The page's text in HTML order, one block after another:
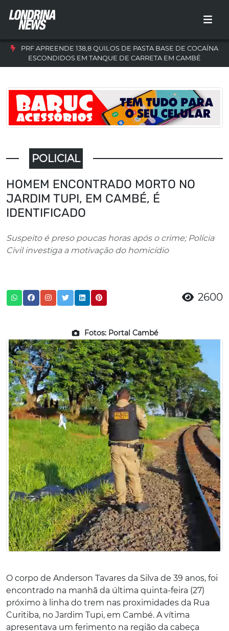
PRF APREENDE 138,8 QUILOS DE PASTA BASE DE COCAÍNA
ESCONDIDOS EM TANQUE DE CARRETA EM CAMBÉ
POLICIAL
HOMEM ENCONTRADO MORTO NO
JARDIM TUPI, EM CAMBÉ, É
IDENTIFICADO
Suspeito é preso poucas horas após o crime; Polícia
Civil investiga a motivação do homicídio
2600
Fotos: Portal Cambé
O corpo de Anderson Tavares da Silva de 39 anos, foi
encontrado na manhã da última quinta-feira (27)
próximo à linha do trem nas proximidades da Rua
Curitiba, no Jardim Tupi, em Cambé. A vítima
apresentava um ferimento na região da cabeça